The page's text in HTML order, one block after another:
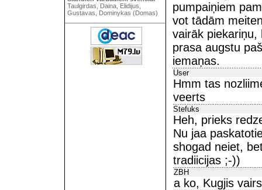
Taulgirdas, Daina, Elidijus,
Gustavas, Dominykas (Domas)
pumpaiņiem
vot tādām
vairāk
prasa augstu
iemaņas.
User
Hmm tas
veerts
Stefuks
Heh, prieks
Nu jaa
shogad neiet,
tradiicijas ;-))
ZBH
a ko, Kugjis